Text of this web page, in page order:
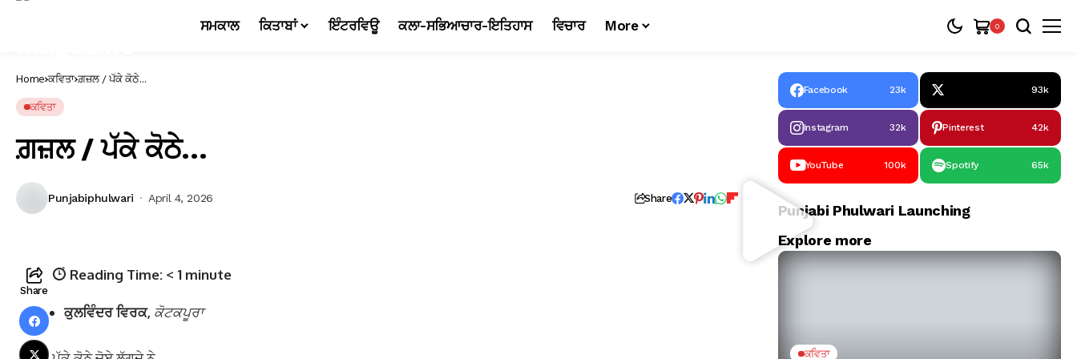
ਸਮਕਾਲ ਕਿਤਾਬਾਂ ਇੰਟਰਵਿਊ ਕਲਾ-ਸਭਿਆਚਾਰ-ਇਤਿਹਾਸ ਵਿਚਾਰ More 0
Home ਕਵਿਤਾ ਗ਼ਜ਼ਲ / ਪੱਕੇ ਕੋਠੇ…
ਕਵਿਤਾ
ਗ਼ਜ਼ਲ / ਪੱਕੇ ਕੋਠੇ…
Punjabiphulwari April 4, 2026 Share
ਗੈਰੀ
Share
Reading Time: < 1 minute
ਕੁਲਵਿੰਦਰ ਵਿਰਕ, ਕੋਟਕਪੂਰਾ
Facebook 23k 93k
Instagram 32k Pinterest 42k
YouTube 100k Spotify 65k
Punjabi Phulwari Launching
Explore more
ਕਵਿਤਾ